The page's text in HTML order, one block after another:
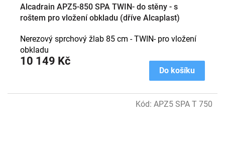
Alcadrain APZ5-850 SPA TWIN- do stěny - s
roštem pro vložení obkladu (dříve Alcaplast)
10 149 Kč
Do košíku
Nerezový sprchový žlab 85 cm - TWIN- pro vložení
obkladu
Kód: APZ5 SPA T 750